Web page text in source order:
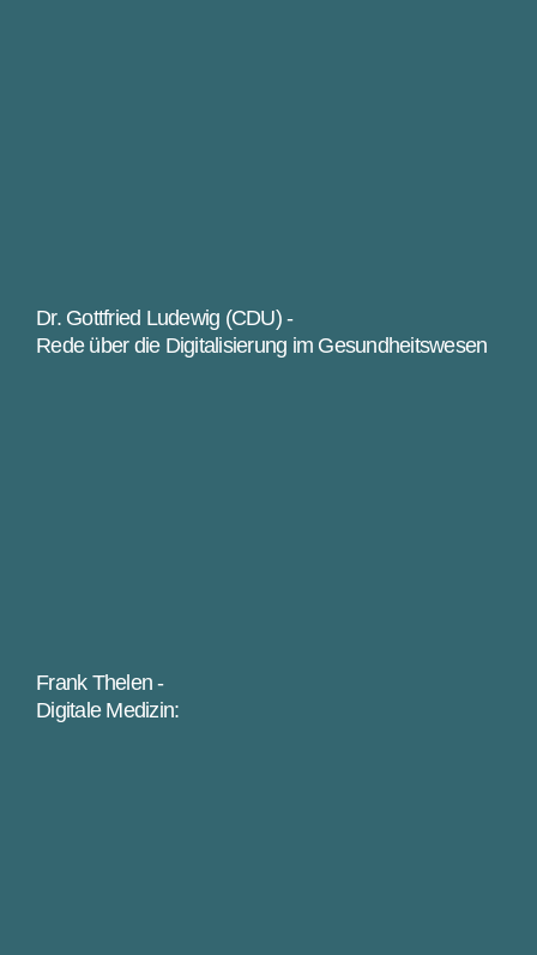
Dr. Gottfried Ludewig (CDU) -
Rede über die Digitalisierung im Gesundheitswesen
Frank Thelen -
Digitale Medizin: